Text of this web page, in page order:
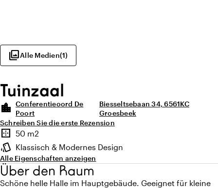
photo_libraryAlle Medien(1)
Tuinzaal
location_city Conferentieoord De
Poort
Biesseltsebaan 34, 6561KC
Groesbeek
Schreiben Sie die erste Rezension
Highlights
border_outer
Fläche
50 m2
style
Ambiente
Klassisch & Modernes Design
Alle Eigenschaften anzeigen
Über den Raum
Schöne helle Halle im Hauptgebäude. Geeignet für kleine